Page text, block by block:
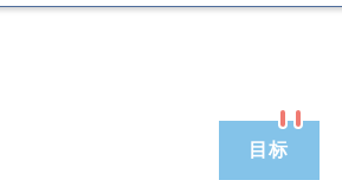
目标